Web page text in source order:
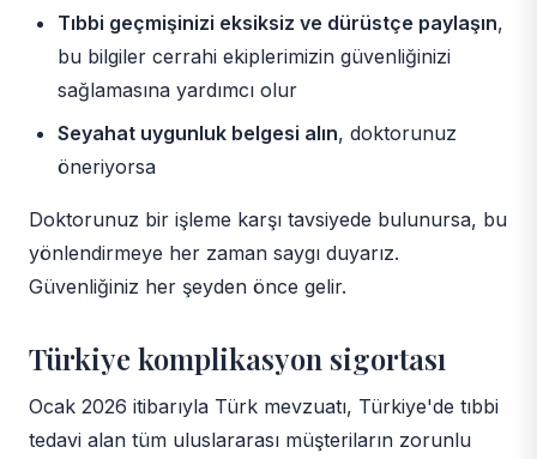
Tıbbi geçmişinizi eksiksiz ve dürüstçe paylaşın,
bu bilgiler cerrahi ekiplerimizin güvenliğinizi
sağlamasına yardımcı olur
Seyahat uygunluk belgesi alın, doktorunuz
öneriyorsa
Doktorunuz bir işleme karşı tavsiyede bulunursa, bu
yönlendirmeye her zaman saygı duyarız.
Güvenliğiniz her şeyden önce gelir.
Türkiye komplikasyon sigortası
Ocak 2026 itibarıyla Türk mevzuatı, Türkiye'de tıbbi
tedavi alan tüm uluslararası müşteriların zorunlu